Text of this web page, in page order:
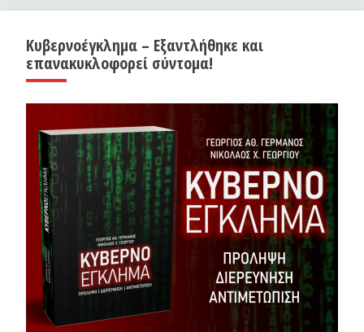
Κυβερνοέγκλημα – Εξαντλήθηκε και
επανακυκλοφορεί σύντομα!